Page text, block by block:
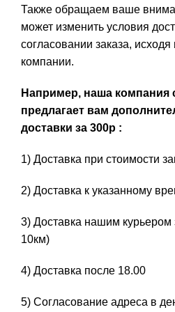
Также обращаем ваше
может изменить условия
согласовании заказа,
компании.
Например, наша компания
предлагает вам
доставки за 300р :
1) Доставка при стоимости
2) Доставка к указанному
3) Доставка нашим
10км)
4) Доставка после 18.00
5) Согласование адреса в